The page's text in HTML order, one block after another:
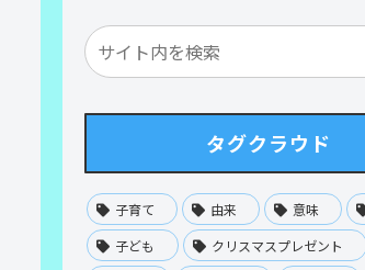
タグクラウド
子育て 由来 意味
子ども
クリスマスプレゼント